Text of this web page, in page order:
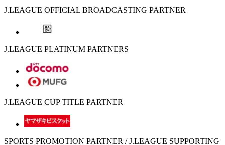
J.LEAGUE OFFICIAL BROADCASTING PARTNER
J.LEAGUE PLATINUM PARTNERS
J.LEAGUE CUP TITLE PARTNER
SPORTS PROMOTION PARTNER / J.LEAGUE SUPPORTING